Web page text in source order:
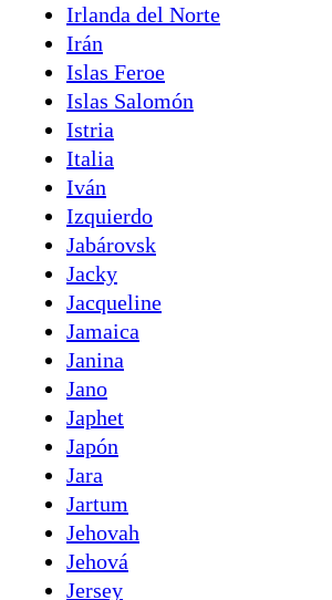
Irlanda del Norte
Irán
Islas Feroe
Islas Salomón
Istria
Italia
Iván
Izquierdo
Jabárovsk
Jacky
Jacqueline
Jamaica
Janina
Jano
Japhet
Japón
Jara
Jartum
Jehovah
Jehová
Jersey